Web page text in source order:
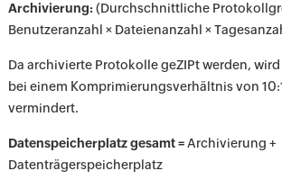
Archivierung:(Durchschnittliche
Benutzeranzahl × Dateienanzahl ×
Da archivierte Protokolle geZIPt werden,
bei einem Komprimierungsverhältnis von
vermindert.
Datenspeicherplatz gesamt =Archivierung +
Datenträgerspeicherplatz